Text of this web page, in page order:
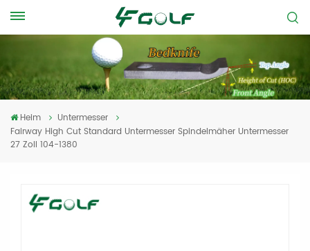
Heim
Untermesser
Fairway High Cut Standard Untermesser Spindelmäher Untermesser
27 Zoll 104-1380